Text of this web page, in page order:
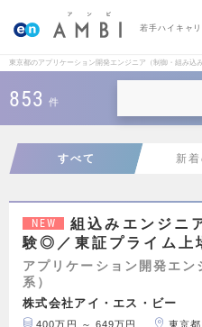
若手ハイキャ
東京都のアプリケーション開発エンジニア（制御・組み込
853 件
すべて 新
NEW
組込みエンジニ
験◎／東証プライム上
アプリケーション開発エ
系）
株式会社アイ・エス・ビー
400万円 ～ 649万円 東京都